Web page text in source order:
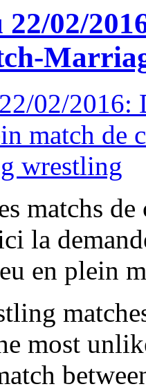
02/
matchs
la
en plein
most